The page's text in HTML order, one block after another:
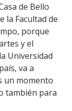
de Bello
la Facultad de
porque
y el
Universidad
va a
un momento
también para